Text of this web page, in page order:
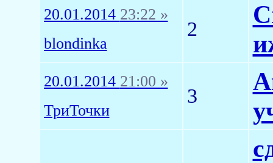
20.01.2014 23:22 »
blondinka
2
20.01.2014 21:00 »
ТриТочки
3